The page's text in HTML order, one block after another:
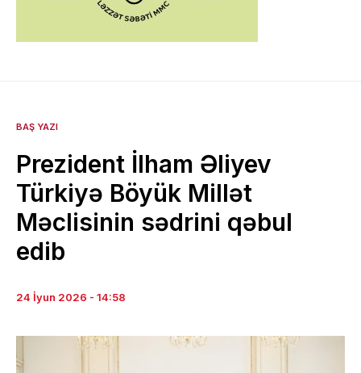
BAŞ YAZI
Prezident İlham Əliyev
Türkiyə Böyük Millət
Məclisinin sədrini qəbul
edib
24 İyun 2026 - 14:58